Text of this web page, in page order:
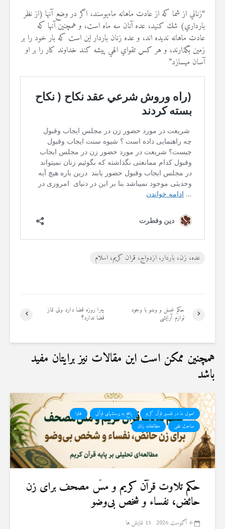
“زناني از شما كه از عادت ماهانه ماءيوسند، اگر در وضع آنها (از نظر
بارداري) شك كنيد، عده آنان سه ماه است، و همچنين آنها كه
عادت ماهانه نديده‏ اند، و عده زنان باردار اين است كه بار خود را بر
زمين بگذارند، و هر كس تقواي الهي پيشه كند خداوند كار را بر او
آسان مي‏سازد”
عده، زن، باردار، ازدواج، قران کریم، اسلام
چرا روزه قضا دارد ولی نماز
قضا ندارد؟
حکم غسل و وضو با وجود
لوازم آرایشی
همچنین ممکن است این مقالات نیز برایتان مفید
باشد
اصول ما در تفسیر قرآن کریم پاسخ به پرسشهای قرآنی
فتاوا
مباحث علمی
مطالعات زنان
حكم تلاوت قرآن كريم و مسّ مصحف برای زن
حائض، نفساء و شخص بی‌وضو
6 آگوست 2026 15 نمایش ها